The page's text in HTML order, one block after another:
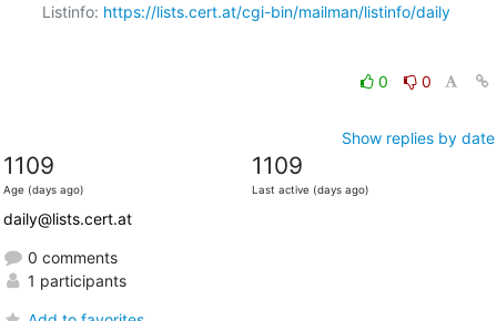
Listinfo: https://lists.cert.at/cgi-bin/mailman/listinfo/daily
0 0
Show replies by date
1109
Age (days ago)
1109
Last active (days ago)
daily@lists.cert.at
0 comments
1 participants